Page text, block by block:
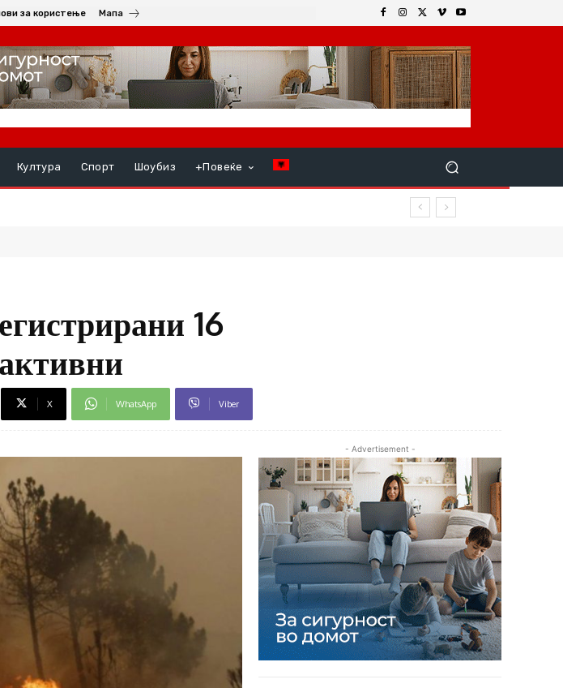
за користење Мапа
Култура Спорт Шоубиз +Повеќе
Сад да се постави споменик „Мајка Македонија“
16
X WhatsApp Viber
- Advertisement -